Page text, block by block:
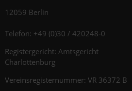
12059 Berlin
Telefon: +49 (0)30 / 420248-0
Registergericht: Amtsgericht
Charlottenburg
Vereinsregisternummer: VR 36372 B